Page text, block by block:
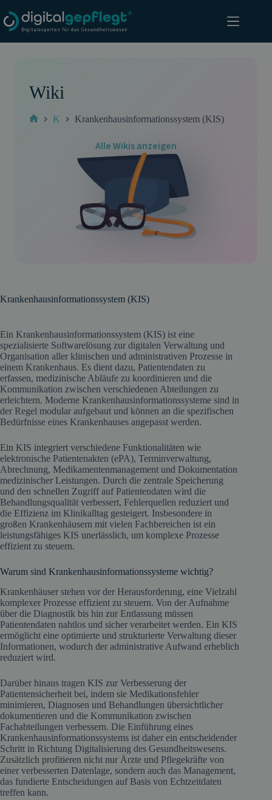
Inhalt
springen
Wiki
K Krankenhausinformationssystem (KIS)
Alle Wikis anzeigen
Krankenhausinformationssystem (KIS)
Ein Krankenhausinformationssystem (KIS) ist eine
spezialisierte Softwarelösung zur digitalen Verwaltung und
Organisation aller klinischen und administrativen Prozesse in
einem Krankenhaus. Es dient dazu, Patientendaten zu
erfassen, medizinische Abläufe zu koordinieren und die
Kommunikation zwischen verschiedenen Abteilungen zu
erleichtern. Moderne Krankenhausinformationssysteme sind in
der Regel modular aufgebaut und können an die spezifischen
Bedürfnisse eines Krankenhauses angepasst werden.
Ein KIS integriert verschiedene Funktionalitäten wie
elektronische Patientenakten (ePA), Terminverwaltung,
Abrechnung, Medikamentenmanagement und Dokumentation
medizinischer Leistungen. Durch die zentrale Speicherung
und den schnellen Zugriff auf Patientendaten wird die
Behandlungsqualität verbessert, Fehlerquellen reduziert und
die Effizienz im Klinikalltag gesteigert. Insbesondere in
großen Krankenhäusern mit vielen Fachbereichen ist ein
leistungsfähiges KIS unerlässlich, um komplexe Prozesse
effizient zu steuern.
Warum sind Krankenhausinformationssysteme wichtig?
Krankenhäuser stehen vor der Herausforderung, eine Vielzahl
komplexer Prozesse effizient zu steuern. Von der Aufnahme
über die Diagnostik bis hin zur Entlassung müssen
Patientendaten nahtlos und sicher verarbeitet werden. Ein KIS
ermöglicht eine optimierte und strukturierte Verwaltung dieser
Informationen, wodurch der administrative Aufwand erheblich
reduziert wird.
Darüber hinaus tragen KIS zur Verbesserung der
Patientensicherheit bei, indem sie Medikationsfehler
minimieren, Diagnosen und Behandlungen übersichtlicher
dokumentieren und die Kommunikation zwischen
Fachabteilungen verbessern. Die Einführung eines
Krankenhausinformationssystems ist daher ein entscheidender
Schritt in Richtung Digitalisierung des Gesundheitswesens.
Zusätzlich profitieren nicht nur Ärzte und Pflegekräfte von
einer verbesserten Datenlage, sondern auch das Management,
das fundierte Entscheidungen auf Basis von Echtzeitdaten
treffen kann.